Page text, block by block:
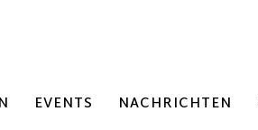
EVENTS NACHRICHTEN